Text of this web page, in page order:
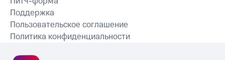
Поддержка
Пользовательское соглашение
Политика конфиденциальности